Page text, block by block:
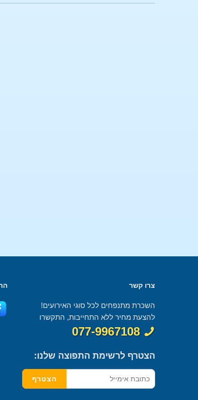
צרו קשר
השכרת מתנפחים לכל סוגי האירועים!
להצעת מחיר ללא התחייבות, התקשרו
077-9967108
הצטרף לרשימת התפוצה שלנו: